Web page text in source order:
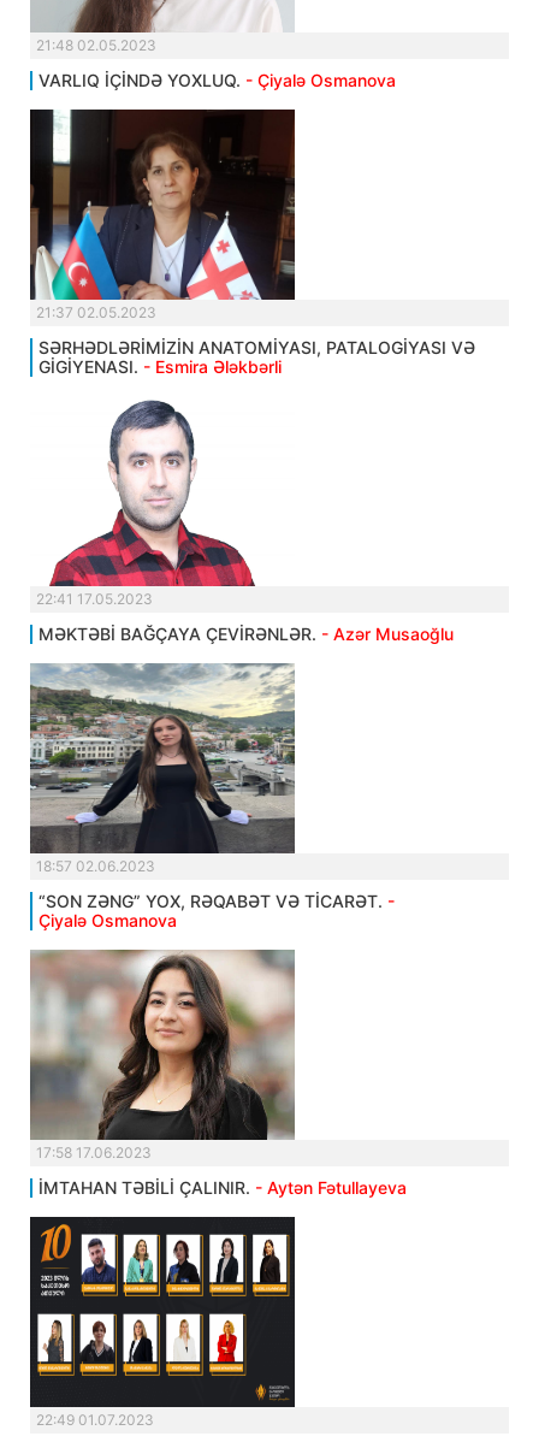
21:48 02.05.2023
VARLIQ İÇİNDƏ YOXLUQ. - Çiyalə Osmanova
21:37 02.05.2023
SƏRHƏDLƏRİMİZİN ANATOMİYASI, PATALOGİYASI VƏ
GİGİYENASI. - Esmira Ələkbərli
22:41 17.05.2023
MƏKTƏBİ BAĞÇAYA ÇEVİRƏNLƏR. - Azər Musaoğlu
18:57 02.06.2023
“SON ZƏNG” YOX, RƏQABƏT VƏ TİCARƏT. -
Çiyalə Osmanova
17:58 17.06.2023
İMTAHAN TƏBİLİ ÇALINIR. - Aytən Fətullayeva
22:49 01.07.2023